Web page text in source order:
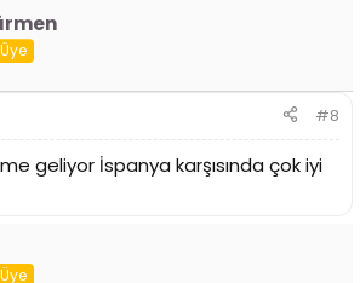
#8
geliyor İspanya karşısında çok iyi